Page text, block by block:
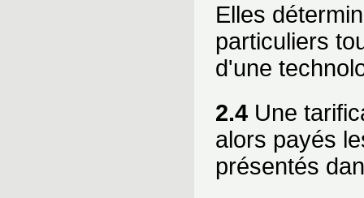
Elles
particuliers
d'une
2.4 Une
alors payés
présentés